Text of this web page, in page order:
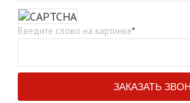
Введите слово на картинке*